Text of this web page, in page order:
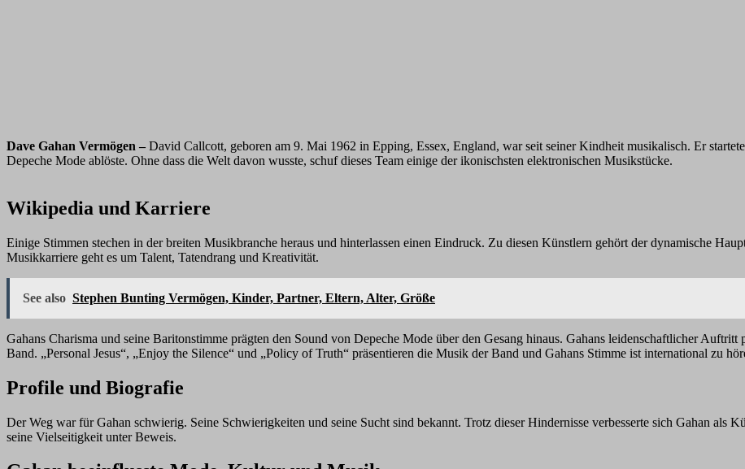
Dave Gahan Vermögen – David Callcott, geboren am 9. Mai 1962 in Epping, Essex, England, war seit seiner Kindheit musikalisch. Er
Depeche Mode ablöste. Ohne dass die Welt davon wusste, schuf dieses Team einige der ikonischsten elektronischen Musikstücke.
Wikipedia und Karriere
Einige Stimmen stechen in der breiten Musikbranche heraus und hinterlassen einen Eindruck. Zu diesen Künstlern gehört der dynamische
Musikkarriere geht es um Talent, Tatendrang und Kreativität.
See also Stephen Bunting Vermögen, Kinder, Partner, Eltern, Alter, Größe
Gahans Charisma und seine Baritonstimme prägten den Sound von Depeche Mode über den Gesang hinaus. Gahans leidenschaftlicher
Band. „Personal Jesus“, „Enjoy the Silence“ und „Policy of Truth“ präsentieren die Musik der Band und Gahans Stimme ist international zu
Profile und Biografie
Der Weg war für Gahan schwierig. Seine Schwierigkeiten und seine Sucht sind bekannt. Trotz dieser Hindernisse verbesserte sich Gahan als
seine Vielseitigkeit unter Beweis.